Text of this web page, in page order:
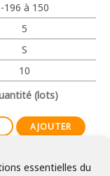
essentielles du
(lots)
AJOUTER
-196 à 150
5
S
10